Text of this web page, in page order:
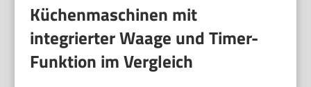
Küchenmaschinen mit
integrierter Waage und Timer-
Funktion im Vergleich